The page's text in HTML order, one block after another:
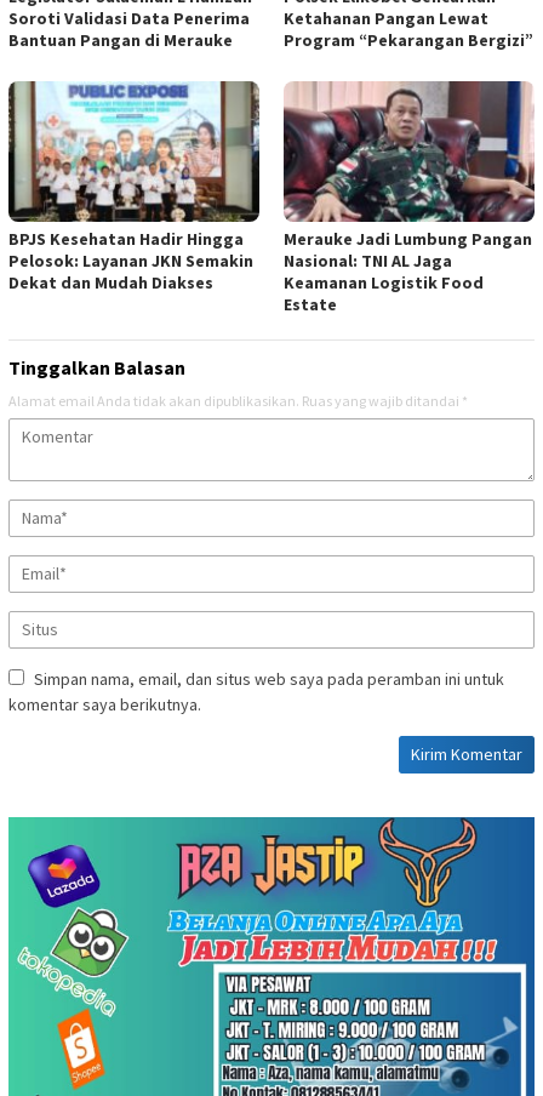
Soroti Validasi Data Penerima
Bantuan Pangan di Merauke
Ketahanan Pangan Lewat
Program “Pekarangan Bergizi”
BPJS Kesehatan Hadir Hingga
Pelosok: Layanan JKN Semakin
Dekat dan Mudah Diakses
Merauke Jadi Lumbung Pangan
Nasional: TNI AL Jaga
Keamanan Logistik Food
Estate
Tinggalkan Balasan
Alamat email Anda tidak akan dipublikasikan. Ruas yang wajib ditandai *
Simpan nama, email, dan situs web saya pada peramban ini untuk
komentar saya berikutnya.